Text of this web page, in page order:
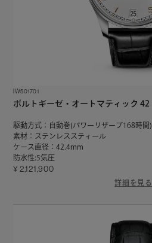
IW501701
ポルトギーゼ・オートマティック 42
駆動方式：自動巻(パワーリザーブ168時間)
素材：ステンレススティール
ケース直径：42.4mm
防水性:5気圧
2,121,900
詳細を見る